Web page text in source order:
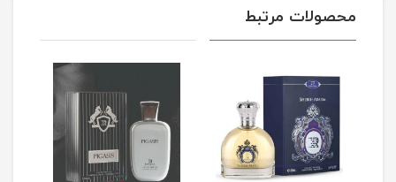
محصولات مرتبط